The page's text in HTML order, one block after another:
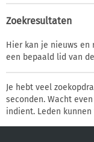
Zoekresultaten
Hier kan je nieuws en
een bepaald lid van
Je hebt veel
seconden. Wacht
indient. Leden kunnen